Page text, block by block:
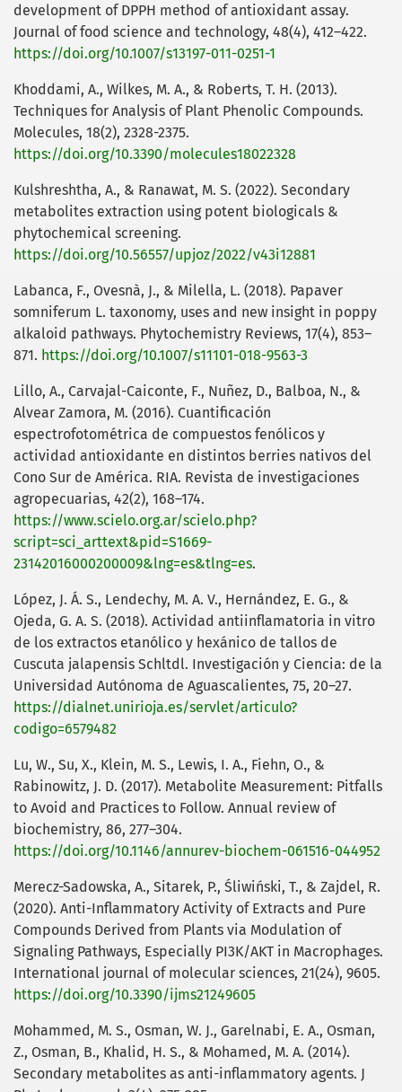
development of DPPH method of antioxidant assay.
Journal of food science and technology, 48(4), 412–422.
https://doi.org/10.1007/s13197-011-0251-1
Khoddami, A., Wilkes, M. A., & Roberts, T. H. (2013).
Techniques for Analysis of Plant Phenolic Compounds.
Molecules, 18(2), 2328-2375.
https://doi.org/10.3390/molecules18022328
Kulshreshtha, A., & Ranawat, M. S. (2022). Secondary
metabolites extraction using potent biologicals &
phytochemical screening.
https://doi.org/10.56557/upjoz/2022/v43i12881
Labanca, F., Ovesnà, J., & Milella, L. (2018). Papaver
somniferum L. taxonomy, uses and new insight in poppy
alkaloid pathways. Phytochemistry Reviews, 17(4), 853–
871. https://doi.org/10.1007/s11101-018-9563-3
Lillo, A., Carvajal-Caiconte, F., Nuñez, D., Balboa, N., &
Alvear Zamora, M. (2016). Cuantificación
espectrofotométrica de compuestos fenólicos y
actividad antioxidante en distintos berries nativos del
Cono Sur de América. RIA. Revista de investigaciones
agropecuarias, 42(2), 168–174.
https://www.scielo.org.ar/scielo.php?
script=sci_arttext&pid=S1669-
23142016000200009&lng=es&tlng=es.
López, J. Á. S., Lendechy, M. A. V., Hernández, E. G., &
Ojeda, G. A. S. (2018). Actividad antiinflamatoria in vitro
de los extractos etanólico y hexánico de tallos de
Cuscuta jalapensis Schltdl. Investigación y Ciencia: de la
Universidad Autónoma de Aguascalientes, 75, 20–27.
https://dialnet.unirioja.es/servlet/articulo?
codigo=6579482
Lu, W., Su, X., Klein, M. S., Lewis, I. A., Fiehn, O., &
Rabinowitz, J. D. (2017). Metabolite Measurement: Pitfalls
to Avoid and Practices to Follow. Annual review of
biochemistry, 86, 277–304.
https://doi.org/10.1146/annurev-biochem-061516-044952
Merecz-Sadowska, A., Sitarek, P., Śliwiński, T., & Zajdel, R.
(2020). Anti-Inflammatory Activity of Extracts and Pure
Compounds Derived from Plants via Modulation of
Signaling Pathways, Especially PI3K/AKT in Macrophages.
International journal of molecular sciences, 21(24), 9605.
https://doi.org/10.3390/ijms21249605
Mohammed, M. S., Osman, W. J., Garelnabi, E. A., Osman,
Z., Osman, B., Khalid, H. S., & Mohamed, M. A. (2014).
Secondary metabolites as anti-inflammatory agents. J